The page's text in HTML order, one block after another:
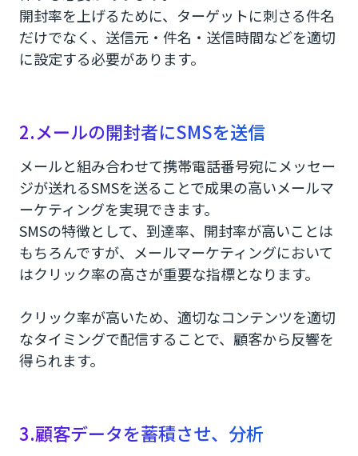
開封率を上げるために、ターゲットに刺さる件名
だけでなく、送信元・件名・送信時間などを適切
に設定する必要があります。
2.メールの開封者にSMSを送信
メールと組み合わせて携帯電話番号宛にメッセー
ジが送れるSMSを送ることで成果の高いメールマ
ーケティングを実現できます。
SMSの特徴として、到達率、開封率が高いことは
もちろんですが、メールマーケティングにおいて
はクリック率の高さが重要な指標となります。
クリック率が高いため、適切なコンテンツを適切
なタイミングで配信することで、顧客から反響を
得られます。
3.顧客データを蓄積させ、分析